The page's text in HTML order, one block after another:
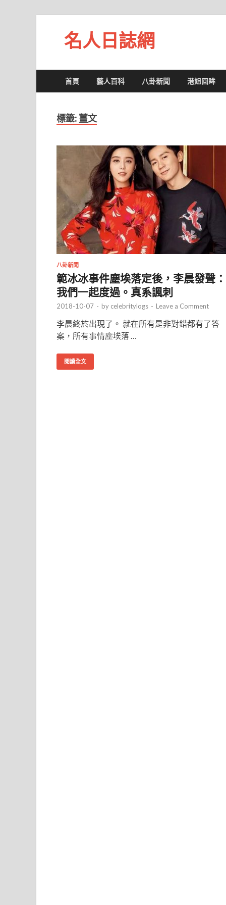
名人日誌網
首頁 藝人百科 八卦新聞 港姐回眸
標籤: 薑文
八卦新聞
範冰冰事件塵埃落定後，李晨發聲：
我們一起度過。真系諷刺
2018-10-07 - by celebritylogs - Leave a Comment
李晨終於出現了。 就在所有是非對錯都有了答
案，所有事情塵埃落 …
閱讀全文